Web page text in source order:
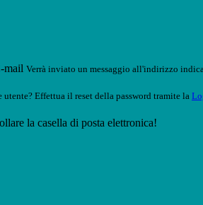
mail Verrà inviato un messaggio all'indirizzo
utente? Effettua il reset della password tramite la
la casella di posta elettronica!